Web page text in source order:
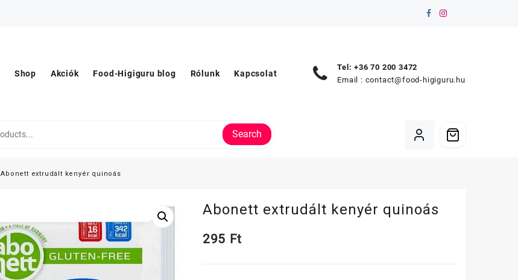
Shop Akciók Food-Higiguru blog Rólunk Kapcsolat
Tel: +36 70 200 3472
Email : contact@food-higiguru.hu
Search
Abonett extrudált kenyér quinoás
Abonett extrudált kenyér quinoás
295 Ft